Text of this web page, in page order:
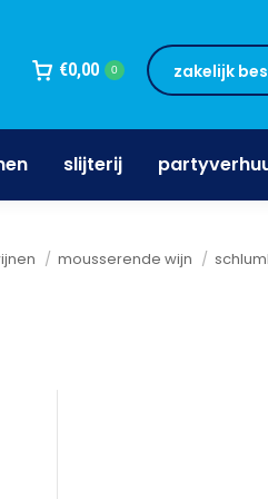
€0,00 0 zakelijk
slijterij
mousserende wijn